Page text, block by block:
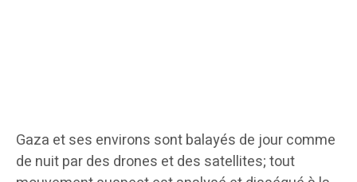
Gaza et ses environs sont balayés de jour comme
de nuit par des drones et des satellites; tout